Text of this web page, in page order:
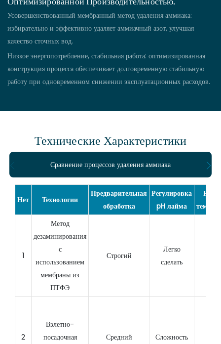
Усовершенствованный мембранный метод удаления аммиака:
избирательно и эффективно удаляет аммиачный азот, улучшая
качество сточных вод.
Низкое энергопотребление, стабильная работа: оптимизированная
конструкция процесса обеспечивает долговременную стабильную
работу при одновременном снижении эксплуатационных расходов.
Технические Характеристики
Сравнение процессов удаления аммиака
Нет Технологии
Предварительная
обработка
Регулировка
pH лайма
1
Метод
дезаминирования
с
использованием
мембраны из
ПТФЭ
Строгий
Легко
сделать
2
Взлетно-
посадочная
Средний Сложность